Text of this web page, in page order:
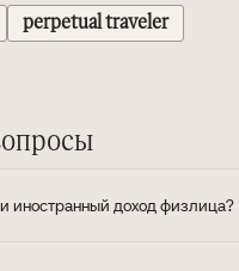
perpetual traveler
иностранный доход физлица?